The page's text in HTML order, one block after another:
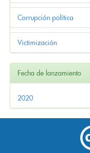
Corrupción política
Victimización
Fecha de lanzamiento
2020